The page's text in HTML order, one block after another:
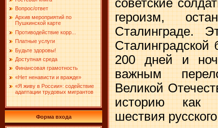
Вопрос/ответ
Архив мероприятий по
Пушкинской карте
Противодействие корр...
Платные услуги
Будьте здоровы!
Доступная среда
Финансовая грамотность
«Нет ненависти и вражде»
«Я живу в России»: содействие
адаптации трудовых мигрантов
Форма входа
советские
героизм,
Сталинграде.
Сталинградской
200 дней и
важным
Великой
историю как
шествия